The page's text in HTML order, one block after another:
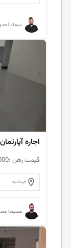
سجاد
اجاره آپارتمان 87متر فرمانیه نوساز
قیمت رهن :
فرمانیه
مسیحا